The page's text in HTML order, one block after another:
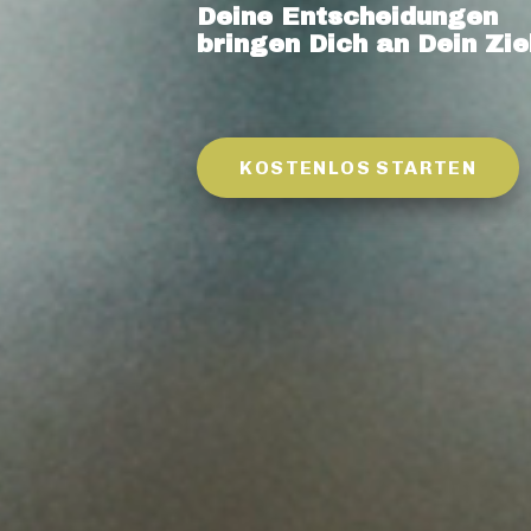
Deine Entscheidungen
bringen Dich an Dein
KOSTENLOS STARTEN